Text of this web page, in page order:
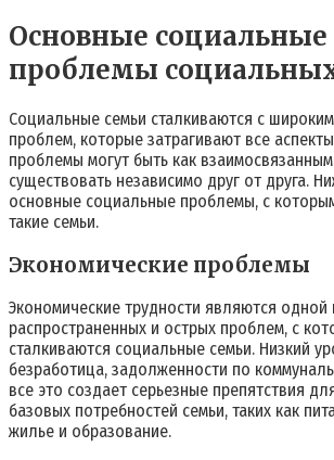
Основные социальные
проблемы
Социальные семьи сталкиваются с
проблем, которые затрагивают все
проблемы могут быть как
существовать независимо друг от друга.
основные социальные проблемы, с
такие семьи.
Экономические проблемы
Экономические трудности являются одной
распространенных и острых проблем, с
сталкиваются социальные семьи. Низкий
безработица, задолженности по
все это создает серьезные препятствия
базовых потребностей семьи, таких как
жилье и образование.